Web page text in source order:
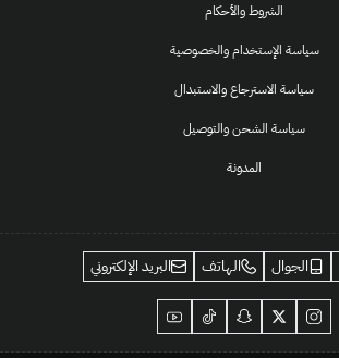
الشروط والأحكام
سياسة الإستخدام والخصوصية
سياسة الاسترجاع والاستبدال
سياسة الشحن والتوصيل
المدونة
الجوال الهاتف البريد الإلكتروني